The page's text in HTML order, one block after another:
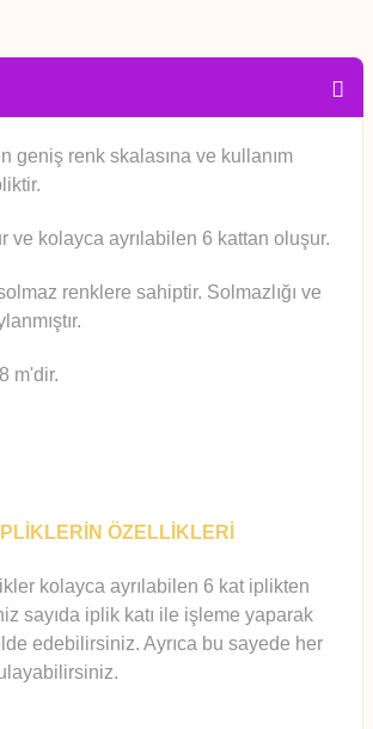
geniş renk skalasına ve kullanım
ve kolayca ayrılabilen 6 kattan oluşur.
renklere sahiptir. Solmazlığı ve
m'dir.
ÖZELLİKLERİ
kolayca ayrılabilen 6 kat iplikten
sayıda iplik katı ile işleme yaparak
edebilirsiniz. Ayrıca bu sayede her